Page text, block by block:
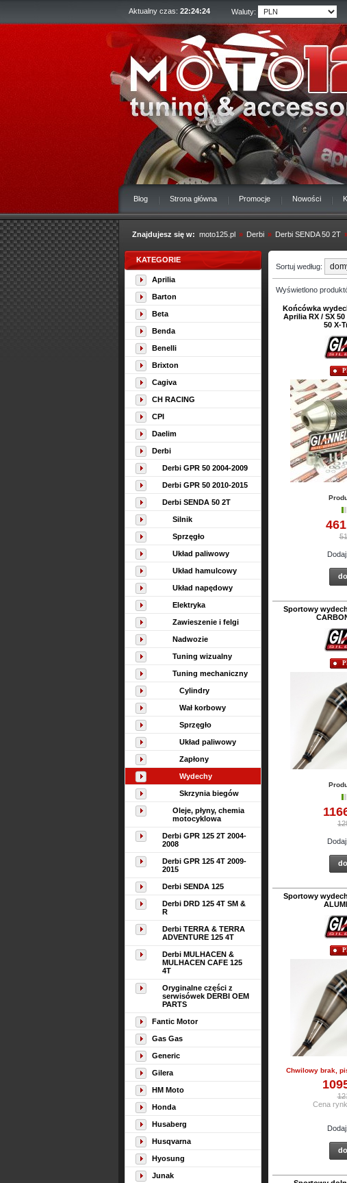
Aktualny czas: 22:24:25 Waluty:
Blog Strona główna Promocje Nowości
Znajdujesz się w: moto125.pl » Derbi » Derbi SENDA 50 2T
KATEGORIE
Aprilia
Barton
Beta
Benda
Benelli
Brixton
Cagiva
CH RACING
CPI
Daelim
Derbi
Derbi GPR 50 2004-2009
Derbi GPR 50 2010-2015
Derbi SENDA 50 2T
Silnik
Sprzęgło
Układ paliwowy
Układ hamulcowy
Układ napędowy
Elektryka
Zawieszenie i felgi
Nadwozie
Tuning wizualny
Tuning mechaniczny
Cylindry
Wał korbowy
Sprzęgło
Układ paliwowy
Zapłony
Wydechy
Skrzynia biegów
Oleje, płyny, chemia
motocyklowa
Derbi GPR 125 2T 2004-
2008
Derbi GPR 125 4T 2009-
2015
Derbi SENDA 125
Derbi DRD 125 4T SM &
R
Derbi TERRA & TERRA
ADVENTURE 125 4T
Derbi MULHACEN &
MULHACEN CAFE 125
4T
Oryginalne części z
serwisówek DERBI OEM
PARTS
Fantic Motor
Gas Gas
Generic
Gilera
HM Moto
Honda
Husaberg
Husqvarna
Hyosung
Junak
Sortuj według:
Wyświetlono
Końcówka
Aprilia RX / SX
50 X-
Dodaj:
Sportowy
Dodaj:
Sportowy
Chwilowy brak,
Cena
Dodaj: